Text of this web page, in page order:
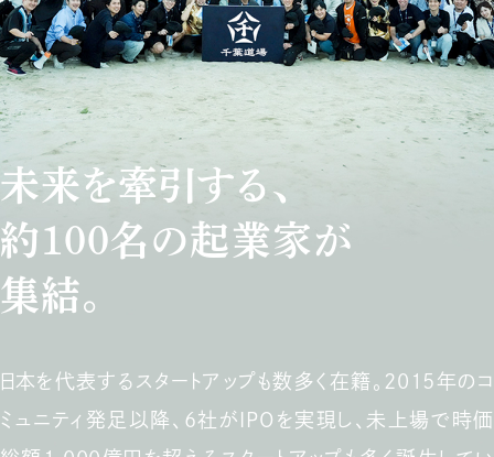
未来を牽引する、
約100名の起業家が
集結。
日本を代表するスタートアップも数多く在籍。2015年のコ
ミュニティ発足以降、6社がIPOを実現し、未上場で時価